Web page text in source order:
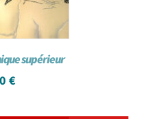
supérieur
€